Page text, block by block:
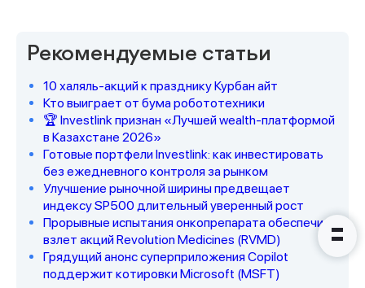
Рекомендуемые статьи
10 халяль-акций к празднику Курбан айт
Кто выиграет от бума робототехники
🏆 Investlink признан «Лучшей wealth-платформой
в Казахстане 2026»
Готовые портфели Investlink: как инвестировать
без ежедневного контроля за рынком
Улучшение рыночной ширины предвещает
индексу SP500 длительный уверенный рост
Прорывные испытания онкопрепарата обеспечили
взлет акций Revolution Medicines (RVMD)
Грядущий анонс суперприложения Copilot
поддержит котировки Microsoft (MSFT)
Наши консультанты свяжутся с
вами в ближайшее время